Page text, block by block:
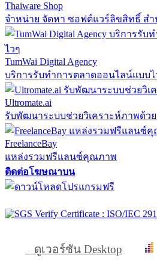
Thaiware Shop
จำหน่าย จัดหา ซอฟต์แวร์ลิขสิทธิ์ สำ
TumWai Digital Agency
บริการรับทำการตลาดออนไลน์แบบไ
Ultromate.ai
รับพัฒนาระบบช่วยวิเคราะห์ภาพด้ว
FreelanceBay
แหล่งรวมฟรีแลนซ์คุณภาพ
ติดต่อโฆษณาบน
ดูเวอร์ชัน Desktop